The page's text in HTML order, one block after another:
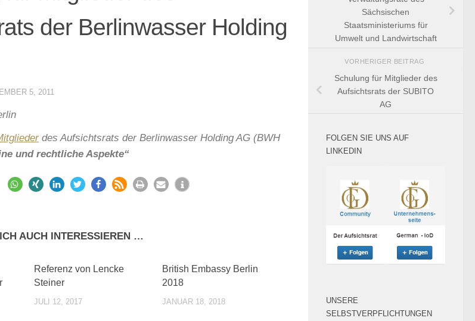
der Berlinwasser Holding
5, 2011
des Aufsichtsrats der Berlinwasser Holding AG (BWH
und rechtliche Aspekte“
AUCH INTERESSIEREN …
Referenz von Lencke
Steiner
JULI 12, 2017
British Embassy Berlin
2018
JANUAR 18, 2018
Sächsischen
Staatsministeriums für
Umwelt und Landwirtschaft
VORHERIGER BEITRAG
Schulung für Mitglieder des
Aufsichtsrats der SUBITO
AG
FOLGEN SIE UNS AUF
LINKEDIN
UNSERE
SELBSTVERPFLICHTUNGEN